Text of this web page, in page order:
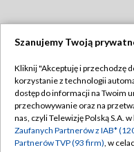
Abonament TVP
Emisja w TVP
Szanujemy Twoją
Kliknij "Akceptuję i przechodzę
korzystanie z technologii
dostęp do informacji na Twoim
przechowywanie oraz na
nas, czyli Telewizję Polską S.A.
Zaufanych Partnerów z IAB*
Partnerów TVP (93 firm), w